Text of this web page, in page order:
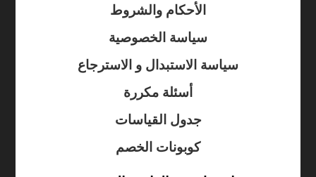
الأحكام والشروط
سياسة الخصوصية
سياسة الاستبدال و الاسترجاع
أسئلة مكررة
جدول القياسات
كوبونات الخصم